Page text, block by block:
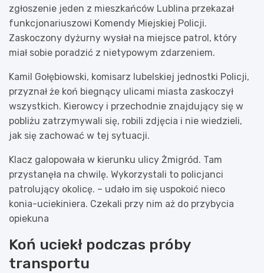
zgłoszenie jeden z mieszkańców Lublina przekazał
funkcjonariuszowi Komendy Miejskiej Policji.
Zaskoczony dyżurny wysłał na miejsce patrol, który
miał sobie poradzić z nietypowym zdarzeniem.
Kamil Gołębiowski, komisarz lubelskiej jednostki Policji,
przyznał że koń biegnący ulicami miasta zaskoczył
wszystkich. Kierowcy i przechodnie znajdujący się w
pobliżu zatrzymywali się, robili zdjęcia i nie wiedzieli,
jak się zachować w tej sytuacji.
Klacz galopowała w kierunku ulicy Żmigród. Tam
przystanęła na chwilę. Wykorzystali to policjanci
patrolujący okolicę. – udało im się uspokoić nieco
konia-uciekiniera. Czekali przy nim aż do przybycia
opiekuna
Koń uciekł podczas próby
transportu